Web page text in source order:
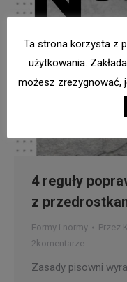
4 reguły
z
Formy i normy Przez
2komentarze
Zasady pisowni
Ta strona korzysta z
użytkowania.
możesz zrezygnować,